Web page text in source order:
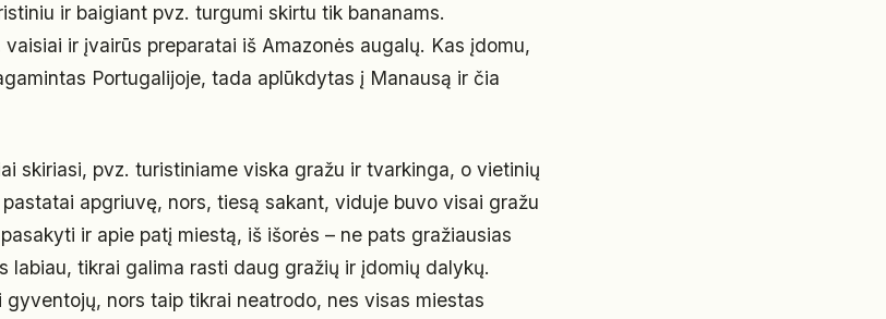
ir baigiant pvz. turgumi skirtu tik bananams.
ir įvairūs preparatai iš Amazonės augalų. Kas įdomu,
Portugalijoje, tada aplūkdytas į Manausą ir čia
skiriasi, pvz. turistiniame viska gražu ir tvarkinga, o vietinių
apgriuvę, nors, tiesą sakant, viduje buvo visai gražu
ir apie patį miestą, iš išorės – ne pats gražiausias
labiau, tikrai galima rasti daug gražių ir įdomių dalykų.
nors taip tikrai neatrodo, nes visas miestas